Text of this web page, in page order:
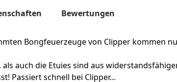
Bewertungen
Bongfeuerzeuge von Clipper kommen
als auch die Etuies sind aus
Passiert schnell bei Clipper...